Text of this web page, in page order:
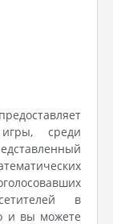
среди
в
и вы можете